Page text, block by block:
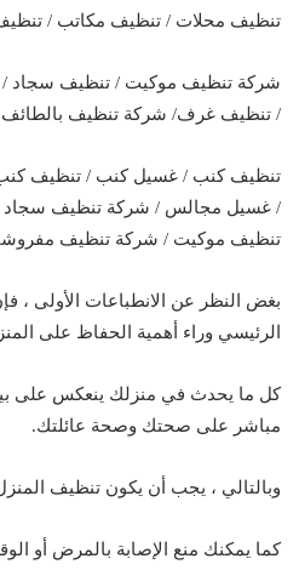
تنظيف محلات / تنظيف مكاتب /
شركة تنظيف موكيت / تنظيف سجاد
/ تنظيف غرف/ شركة تنظيف بالطائف
تنظيف كنب / غسيل كنب / تنظيف
/ غسيل مجالس / شركة تنظيف سجاد /
تنظيف موكيت / شركة تنظيف
بغض النظر عن الانطباعات الأولى ،
الرئيسي وراء أهمية الحفاظ على
كل ما يحدث في منزلك ينعكس على
مباشر على صحتك وصحة عائلتك.
وبالتالي ، يجب أن يكون تنظيف
كما يمكنك منع الإصابة بالمرض أو